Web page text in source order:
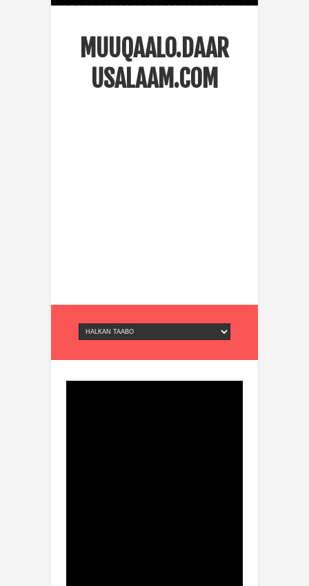
MUUQAALO.DAAR
USALAAM.COM